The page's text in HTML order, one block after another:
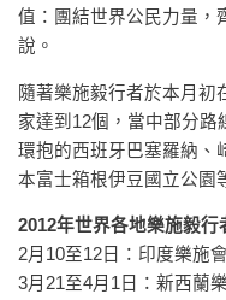
值：團結世界公民力量，
說。
隨著樂施毅行者於本月初
家達到12個，當中部分路
環抱的西班牙巴塞羅納、
本富士箱根伊豆國立公園
2012年世界各地樂施毅行
2月10至12日：印度樂施
3月21至4月1日：新西蘭